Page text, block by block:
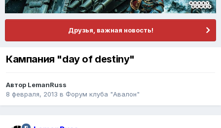
Друзья, важная новость!
Кампания "day of destiny"
Автор LemanRuss
8 февраля, 2013 в Форум клуба "Авалон"